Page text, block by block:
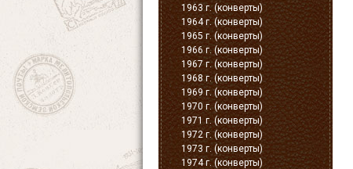
1963 г. (конверты)
1964 г. (конверты)
1965 г. (конверты)
1966 г. (конверты)
1967 г. (конверты)
1968 г. (конверты)
1969 г. (конверты)
1970 г. (конверты)
1971 г. (конверты)
1972 г. (конверты)
1973 г. (конверты)
1974 г. (конверты)